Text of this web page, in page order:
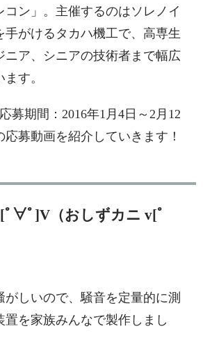
コン」。主催するのはソレノイ
手がけるタカハ機工で、高専生
ニア、シニアの技術者まで幅広
す。
募期間：2016年1月4日～2月12
応募動画を紹介していきます！
ﾟ∀ﾟ]V（おしずカニ v[ﾟ
しいので、騒音を定量的に測
置を家族みんなで製作しまし